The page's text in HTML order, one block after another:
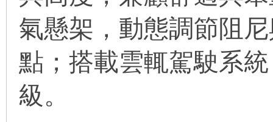
氣懸架，動態調節阻
點；搭載雲輒駕駛系
級。